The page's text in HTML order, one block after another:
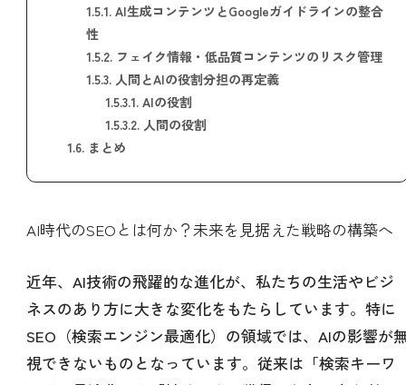
1.5.1.AI生成コンテンツとGoogleガイドラインの整合
性
1.5.2.フェイク情報・低品質コンテンツのリスク管理
1.5.3.人間とAIの役割分担の再定義
1.5.3.1.AIの役割
1.5.3.2.人間の役割
1.6.まとめ
AI時代のSEOとは何か？未来を見据えた戦略の構築へ
近年、AI技術の飛躍的な進化が、私たちの生活やビジ
ネスのあり方に大きな変化をもたらしています。特に
SEO（検索エンジン最適化）の領域では、AIの影響が
視できないものとなっています。従来は「検索キーワ